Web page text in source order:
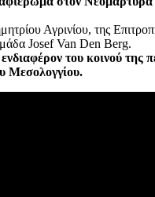
Αγρινίου, της
Josef Van Den Berg.
του κοινού
Μεσολογγίου.